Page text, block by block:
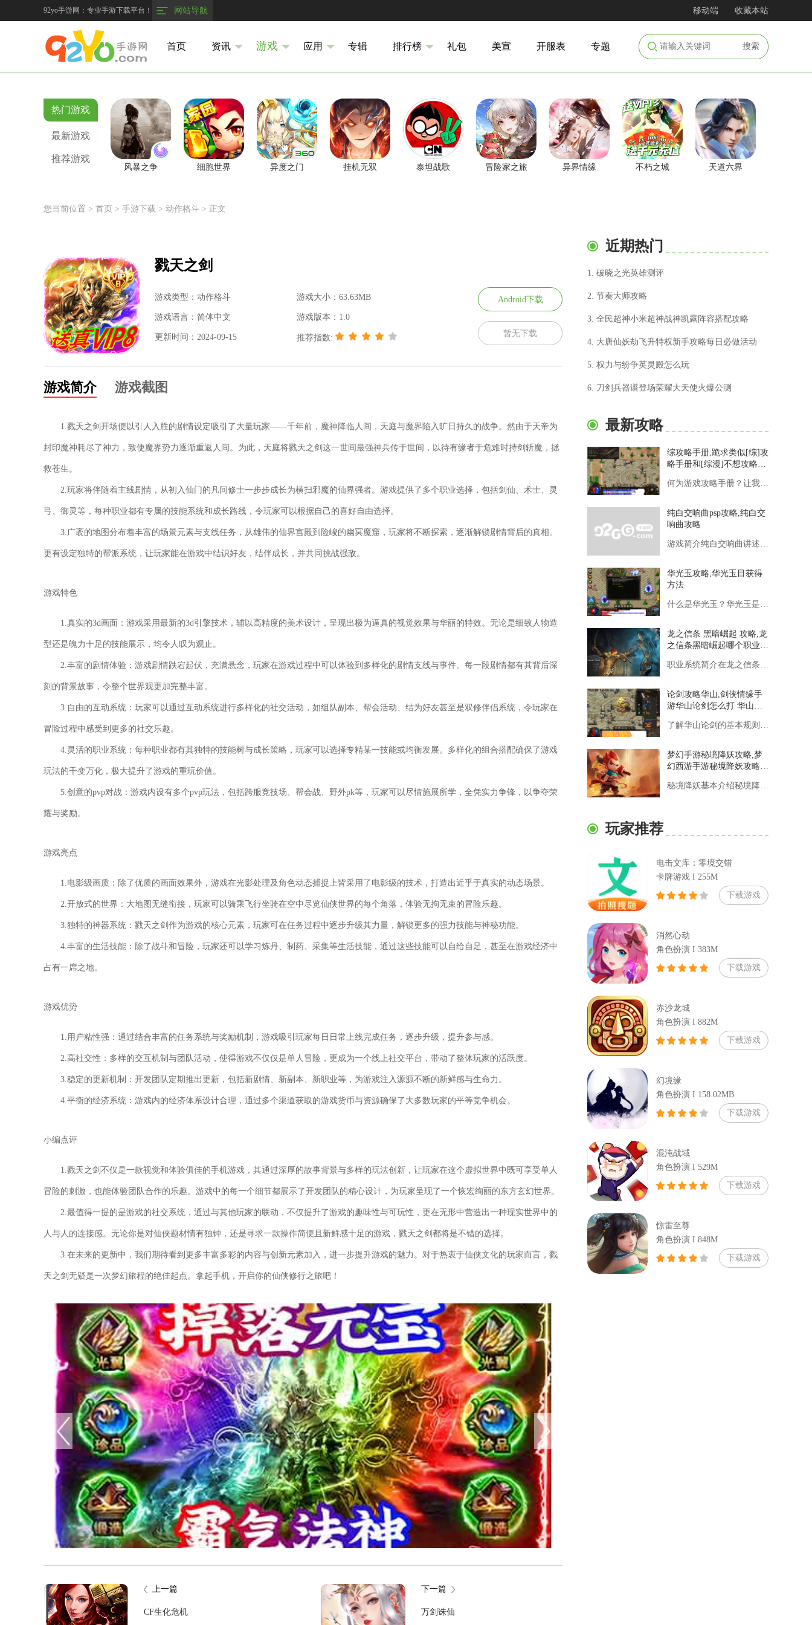
92yo手游网：专业手游下载平台！ 网站导航 移动端 收藏本站
首页 资讯 游戏 应用 专辑 排行榜 礼包 美宣 开服表 专题 搜索
热门游戏
最新游戏
推荐游戏
风暴之争 细胞世界 异度之门 挂机无双 泰坦战歌 冒险家之旅 异界情缘 不朽之城 天道六界
您当前位置 > 首页 > 手游下载 > 动作格斗 > 正文
戮天之剑
游戏类型：动作格斗 游戏大小：63.63MB
游戏语言：简体中文 游戏版本：1.0
更新时间：2024-09-15 推荐指数:
Android下载
暂无下载
游戏简介 游戏截图
1.戮天之剑开场便以引人入胜的剧情设定吸引了大量玩家——千年前，魔神降临人间，天庭与魔界陷入旷日持久的战争。然由于天帝为
封印魔神耗尽了神力，致使魔界势力逐渐重返人间。为此，天庭将戮天之剑这一世间最强神兵传于世间，以待有缘者于危难时持剑斩魔，拯
救苍生。
2.玩家将伴随着主线剧情，从初入仙门的凡间修士一步步成长为横扫邪魔的仙界强者。游戏提供了多个职业选择，包括剑仙、术士、灵
弓、御灵等，每种职业都有专属的技能系统和成长路线，令玩家可以根据自己的喜好自由选择。
3.广袤的地图分布着丰富的场景元素与支线任务，从雄伟的仙界宫殿到险峻的幽冥魔窟，玩家将不断探索，逐渐解锁剧情背后的真相。
更有设定独特的帮派系统，让玩家能在游戏中结识好友，结伴成长，并共同挑战强敌。
游戏特色
1.真实的3d画面：游戏采用最新的3d引擎技术，辅以高精度的美术设计，呈现出极为逼真的视觉效果与华丽的特效。无论是细致人物造
型还是魄力十足的技能展示，均令人叹为观止。
2.丰富的剧情体验：游戏剧情跌宕起伏，充满悬念，玩家在游戏过程中可以体验到多样化的剧情支线与事件。每一段剧情都有其背后深
刻的背景故事，令整个世界观更加完整丰富。
3.自由的互动系统：玩家可以通过互动系统进行多样化的社交活动，如组队副本、帮会活动、结为好友甚至是双修伴侣系统，令玩家在
冒险过程中感受到更多的社交乐趣。
4.灵活的职业系统：每种职业都有其独特的技能树与成长策略，玩家可以选择专精某一技能或均衡发展。多样化的组合搭配确保了游戏
玩法的千变万化，极大提升了游戏的重玩价值。
5.创意的pvp对战：游戏内设有多个pvp玩法，包括跨服竞技场、帮会战、野外pk等，玩家可以尽情施展所学，全凭实力争锋，以争夺荣
耀与奖励。
游戏亮点
1.电影级画质：除了优质的画面效果外，游戏在光影处理及角色动态捕捉上皆采用了电影级的技术，打造出近乎于真实的动态场景。
2.开放式的世界：大地图无缝衔接，玩家可以骑乘飞行坐骑在空中尽览仙侠世界的每个角落，体验无拘无束的冒险乐趣。
3.独特的神器系统：戮天之剑作为游戏的核心元素，玩家可在任务过程中逐步升级其力量，解锁更多的强力技能与神秘功能。
4.丰富的生活技能：除了战斗和冒险，玩家还可以学习炼丹、制药、采集等生活技能，通过这些技能可以自给自足，甚至在游戏经济中
占有一席之地。
游戏优势
1.用户粘性强：通过结合丰富的任务系统与奖励机制，游戏吸引玩家每日日常上线完成任务，逐步升级，提升参与感。
2.高社交性：多样的交互机制与团队活动，使得游戏不仅仅是单人冒险，更成为一个线上社交平台，带动了整体玩家的活跃度。
3.稳定的更新机制：开发团队定期推出更新，包括新剧情、新副本、新职业等，为游戏注入源源不断的新鲜感与生命力。
4.平衡的经济系统：游戏内的经济体系设计合理，通过多个渠道获取的游戏货币与资源确保了大多数玩家的平等竞争机会。
小编点评
1.戮天之剑不仅是一款视觉和体验俱佳的手机游戏，其通过深厚的故事背景与多样的玩法创新，让玩家在这个虚拟世界中既可享受单人
冒险的刺激，也能体验团队合作的乐趣。游戏中的每一个细节都展示了开发团队的精心设计，为玩家呈现了一个恢宏绚丽的东方玄幻世界。
2.最值得一提的是游戏的社交系统，通过与其他玩家的联动，不仅提升了游戏的趣味性与可玩性，更在无形中营造出一种现实世界中的
人与人的连接感。无论你是对仙侠题材情有独钟，还是寻求一款操作简便且新鲜感十足的游戏，戮天之剑都将是不错的选择。
3.在未来的更新中，我们期待看到更多丰富多彩的内容与创新元素加入，进一步提升游戏的魅力。对于热衷于仙侠文化的玩家而言，戮
天之剑无疑是一次梦幻旅程的绝佳起点。拿起手机，开启你的仙侠修行之旅吧！
上一篇
CF生化危机
下一篇
万剑诛仙
近期热门
1. 破晓之光英雄测评
2. 节奏大师攻略
3. 全民超神小米超神战神凯露阵容搭配攻略
4. 大唐仙妖劫飞升特权新手攻略每日必做活动
5. 权力与纷争英灵殿怎么玩
6. 刀剑兵器谱登场荣耀大天使火爆公测
最新攻略
综攻略手册,跪求类似[综]攻
略手册和[综漫]不想攻略的
看完这些就综漫书荒了qwq何为游戏攻略手册？让我们明确一下什么是游戏攻略手册。游戏攻略
纯白交响曲psp攻略,纯白交
响曲攻略
游戏简介纯白交响曲讲述了主角桐生将牙和几位女主人公在音乐学院
华光玉攻略,华光玉目获得
方法
什么是华光玉？华光玉是一种在游戏世界中极为珍稀的宝石，它拥有
龙之信条 黑暗崛起 攻略,龙
之信条黑暗崛起哪个职业最
荐
职业系统简介在龙之信条：黑暗崛起中，职业（或称Vocatio
论剑攻略华山,剑侠情缘手
游华山论剑怎么打 华山论
了解华山论剑的基本规则华山论剑是一种以排位制进行的比赛，玩家
梦幻手游秘境降妖攻略,梦
幻西游手游秘境降妖攻略是
秘境降妖基本介绍秘境降妖是梦幻西游手游中的一个日常挑战活动，
玩家推荐
电击文库：零境交错
卡牌游戏 I 255M
下载游戏
消然心动
角色扮演 I 383M
下载游戏
赤沙龙城
角色扮演 I 882M
下载游戏
幻境缘
角色扮演 I 158.02MB
下载游戏
混沌战域
角色扮演 I 529M
下载游戏
惊雷至尊
角色扮演 I 848M
下载游戏